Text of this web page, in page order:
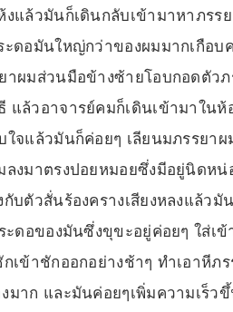
งแล้วมันก็เดินกลับเข้ามาหาภร
ะดอมันใหญ่กว่าของผมมากเกือ
าผมส่วนมือข้างซ้ายโอบกอดตัว
แล้วอาจารย์คมก็เดินเข้ามาใน
ใจแล้วมันก็ค่อยๆ เลียนมภรรยา
ลงมาตรงปอยหมอยซึ่งมีอยู่นิดหน่
กับตัวสั่นร้องครางเสียงหลงแล้ว
ะดอของมันซึ่งขุขะอยู่ค่อยๆ ใส่เ
เข้าชักออกอย่างช้าๆ ทำเอาหี
มาก และมันค่อยๆเพิ่มความเร็ว